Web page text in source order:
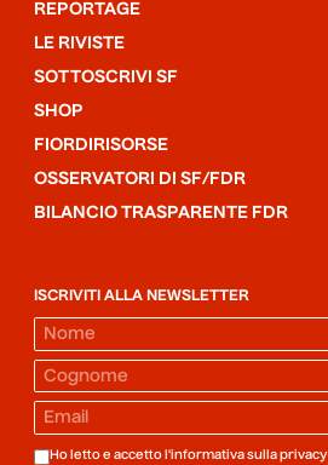
REPORTAGE
LE RIVISTE
SOTTOSCRIVI SF
SHOP
FIORDIRISORSE
OSSERVATORI DI SF/FDR
BILANCIO TRASPARENTE FDR
ISCRIVITI ALLA NEWSLETTER
Ho letto e accetto l'informativa sulla privacy